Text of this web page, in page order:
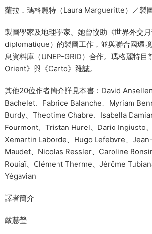
蘿拉．瑪格麗特（Laura Margueritte）／製
製圖學家及地理學家。她曾協助《世界外交
diplomatique）的製圖工作，並與聯合國環
息資料庫（UNEP-GRID）合作。瑪格麗特
Orient》與《Carto》雜誌。
其他20位作者簡介詳見本書：David
Bachelet、Fabrice Balanche、Myriam
Burdy、Theotime Chabre、Isabella
Fourmont、Tristan Hurel、Dario Ingiusto、
Xemartin Laborde、Hugo Lefebvre、
Maudet、Nicolas Ressler、Caroline
Rouiaï、Clément Therme、Jérôme
Yégavian
譯者簡介
嚴慧瑩